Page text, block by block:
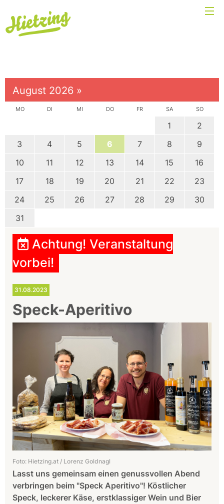
August 2026 »
MO DI MI DO FR SA SO
1
2
3
4 5 6 7 8
9
10
11 12 13 14 15
16
17
18 19 20 21 22
23
24
25 26 27 28 29
30
31
Achtung! Veranstaltung
vorbei!
31.08.2023
Speck-Aperitivo
Foto: Hietzing.at / Lorenz Goldnagl
Lasst uns gemeinsam einen genussvollen Abend
verbringen beim "Speck Aperitivo"! Köstlicher
Speck, leckerer Käse, erstklassiger Wein und Bier